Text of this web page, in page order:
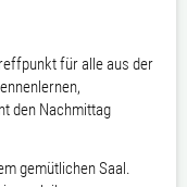
für alle aus der
den Nachmittag
gemütlichen Saal.